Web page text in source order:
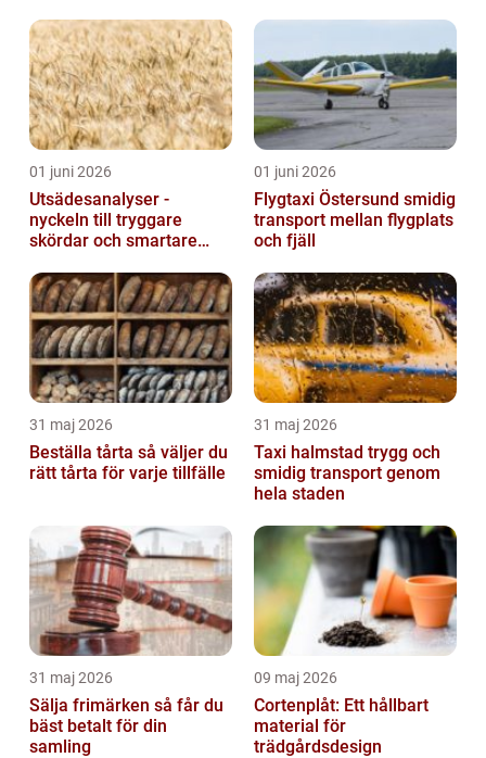
01 juni 2026
Utsädesanalyser -
nyckeln till tryggare
skördar och smartare
01 juni 2026
Flygtaxi Östersund smidig
transport mellan flygplats
och fjäll
31 maj 2026
Beställa tårta så väljer du
rätt tårta för varje tillfälle
31 maj 2026
Taxi halmstad trygg och
smidig transport genom
hela staden
31 maj 2026
Sälja frimärken så får du
bäst betalt för din
samling
09 maj 2026
Cortenplåt: Ett hållbart
material för
trädgårdsdesign